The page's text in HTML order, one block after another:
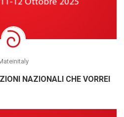
NAZIONALI CHE VORREI